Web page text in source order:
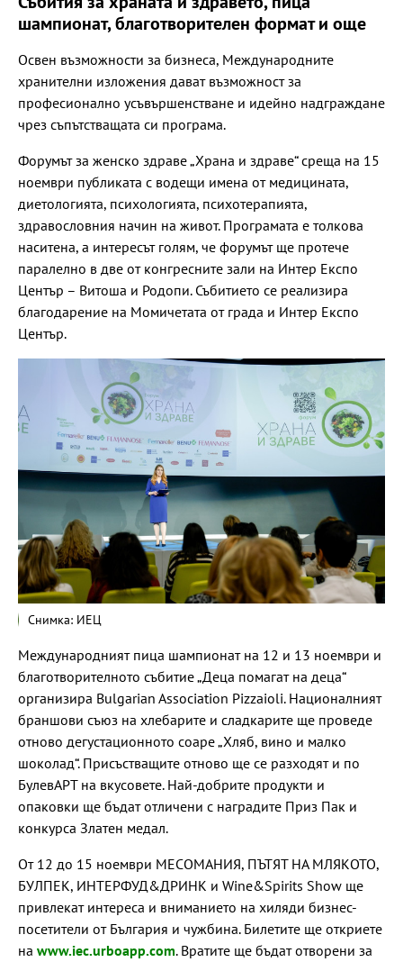
шампионат, благотворителен формат и още
Освен възможности за бизнеса, Международните
хранителни изложения дават възможност за
професионално усъвършенстване и идейно надграждане
чрез съпътстващата си програма.
Форумът за женско здраве „Храна и здраве“ среща на 15
ноември публиката с водещи имена от медицината,
диетологията, психологията, психотерапията,
здравословния начин на живот. Програмата е толкова
наситена, а интересът голям, че форумът ще протече
паралелно в две от конгресните зали на Интер Експо
Център – Витоша и Родопи. Събитието се реализира
благодарение на Момичетата от града и Интер Експо
Център.
Снимка: ИЕЦ
Международният пица шампионат на 12 и 13 ноември и
благотворителното събитие „Деца помагат на деца“
организира Bulgarian Association Pizzaioli. Националният
браншови съюз на хлебарите и сладкарите ще проведе
отново дегустационното соаре „Хляб, вино и малко
шоколад“. Присъстващите отново ще се разходят и по
БулевАРТ на вкусовете. Най-добрите продукти и
опаковки ще бъдат отличени с наградите Приз Пак и
конкурса Златен медал.
От 12 до 15 ноември МЕСОМАНИЯ, ПЪТЯТ НА МЛЯКОТО,
БУЛПЕК, ИНТЕРФУД&ДРИНК и Wine&Spirits Show ще
привлекат интереса и вниманието на хиляди бизнес-
посетители от България и чужбина. Билетите ще откриете
на www.iec.urboapp.com. Вратите ще бъдат отворени за